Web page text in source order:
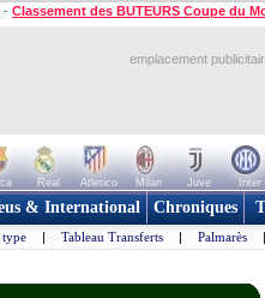
- Classement des BUTEURS Coupe du
emplacement
Real Atletico Milan Juve Inter
& International Chroniques
type | Tableau Transferts | Palmarès |